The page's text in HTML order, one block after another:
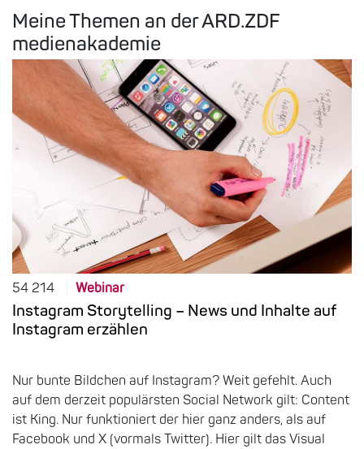
Meine Themen an der ARD.ZDF
medienakademie
54 214 Webinar
Instagram Storytelling – News und Inhalte auf
Instagram erzählen
Nur bunte Bildchen auf Instagram? Weit gefehlt. Auch
auf dem derzeit populärsten Social Network gilt: Content
ist King. Nur funktioniert der hier ganz anders, als auf
Facebook und X (vormals Twitter). Hier gilt das Visual